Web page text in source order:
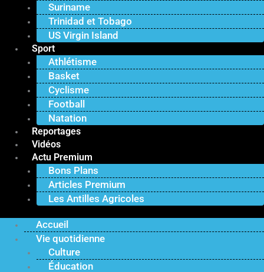
Suriname
Trinidad et Tobago
US Virgin Island
Sport
Athlétisme
Basket
Cyclisme
Football
Natation
Reportages
Vidéos
Actu Premium
Bons Plans
Articles Premium
Les Antilles Agricoles
Accueil
Vie quotidienne
Culture
Éducation